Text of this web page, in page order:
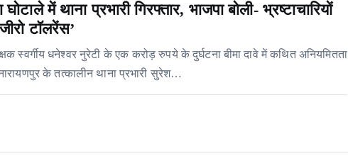
में थाना प्रभारी गिरफ्तार, भाजपा बोली- भ्रष्टाचारियों
टॉलरेंस’
स्वर्गीय धनेश्वर नुरेटी के एक करोड़ रुपये के दुर्घटना बीमा दावे में कथित अनियमितता
के तत्कालीन थाना प्रभारी सुरेश…